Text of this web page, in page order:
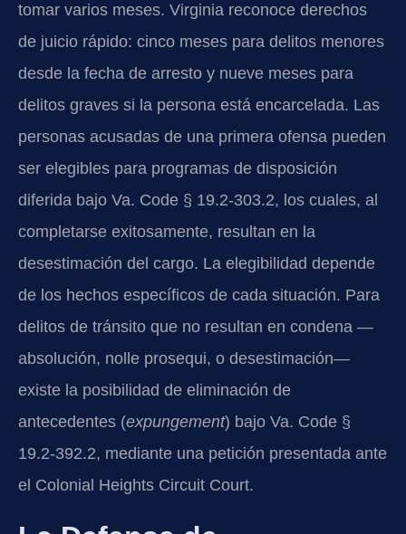
tomar varios meses. Virginia reconoce derechos
de juicio rápido: cinco meses para delitos menores
desde la fecha de arresto y nueve meses para
delitos graves si la persona está encarcelada. Las
personas acusadas de una primera ofensa pueden
ser elegibles para programas de disposición
diferida bajo Va. Code § 19.2-303.2, los cuales, al
completarse exitosamente, resultan en la
desestimación del cargo. La elegibilidad depende
de los hechos específicos de cada situación. Para
delitos de tránsito que no resultan en condena —
absolución, nolle prosequi, o desestimación—
existe la posibilidad de eliminación de
antecedentes (expungement) bajo Va. Code §
19.2-392.2, mediante una petición presentada ante
el Colonial Heights Circuit Court.